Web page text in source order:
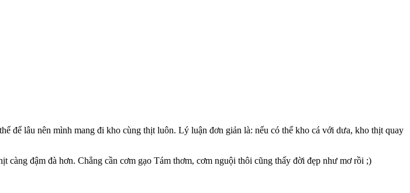
lâu nên mình mang đi kho cùng thịt luôn. Lý luận đơn giản là: nếu có thể kho cá với dưa, kho thịt quay
càng đậm đà hơn. Chẳng cần cơm gạo Tám thơm, cơm nguội thôi cũng thấy đời đẹp như mơ rồi ;)